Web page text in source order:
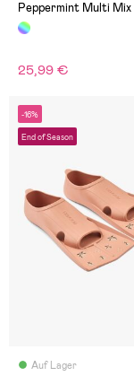
Peppermint Multi Mix
25,99 €
-16%
End of Season
Auf Lager